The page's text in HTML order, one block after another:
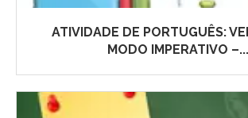
ATIVIDADE DE PORTUGUÊS:
MODO IMPERATIVO –...